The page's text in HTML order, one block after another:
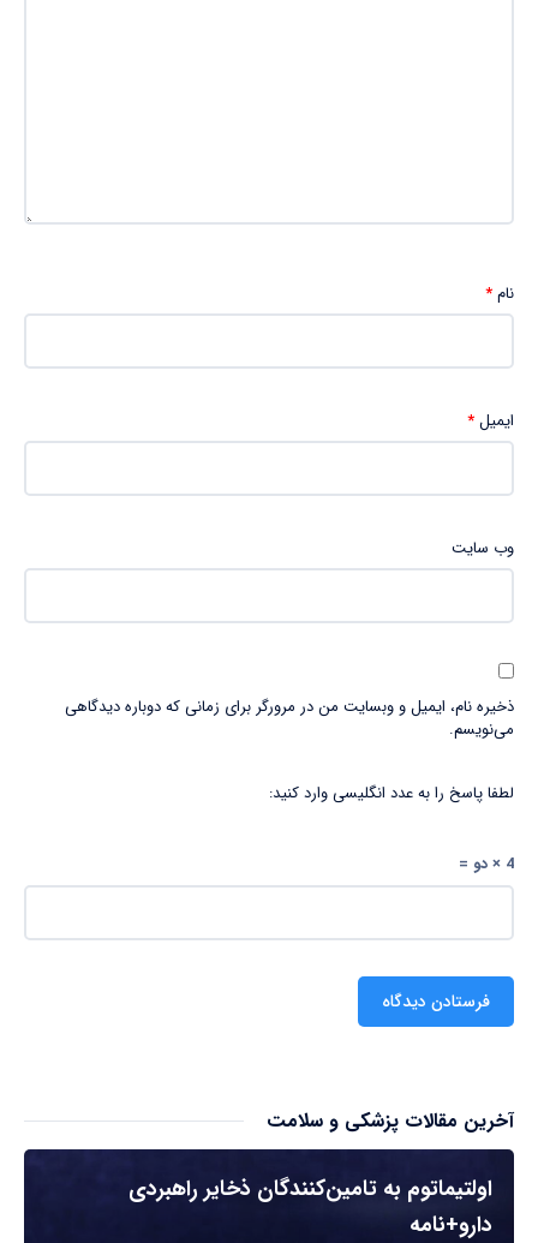
نام*
ایمیل*
وب‌ سایت
ذخیره نام، ایمیل و وبسایت من در مرورگر برای زمانی که دوباره دیدگاهی
می‌نویسم.
لطفا پاسخ را به عدد انگلیسی وارد کنید:
4 × دو =
آخرین مقالات پزشکی و سلامت
اولتیماتوم به تامین‌کنندگان ذخایر راهبردی
دارو+نامه